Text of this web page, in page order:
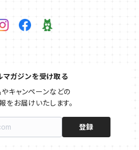
マガジンを受け取る
キャンペーンなどの
をお届けいたします。
登録